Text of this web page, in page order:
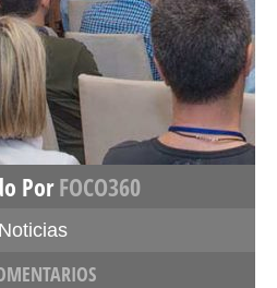
PorFOCO360
Noticias